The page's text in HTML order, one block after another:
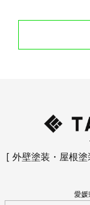
[ 外壁塗装・屋根
愛媛